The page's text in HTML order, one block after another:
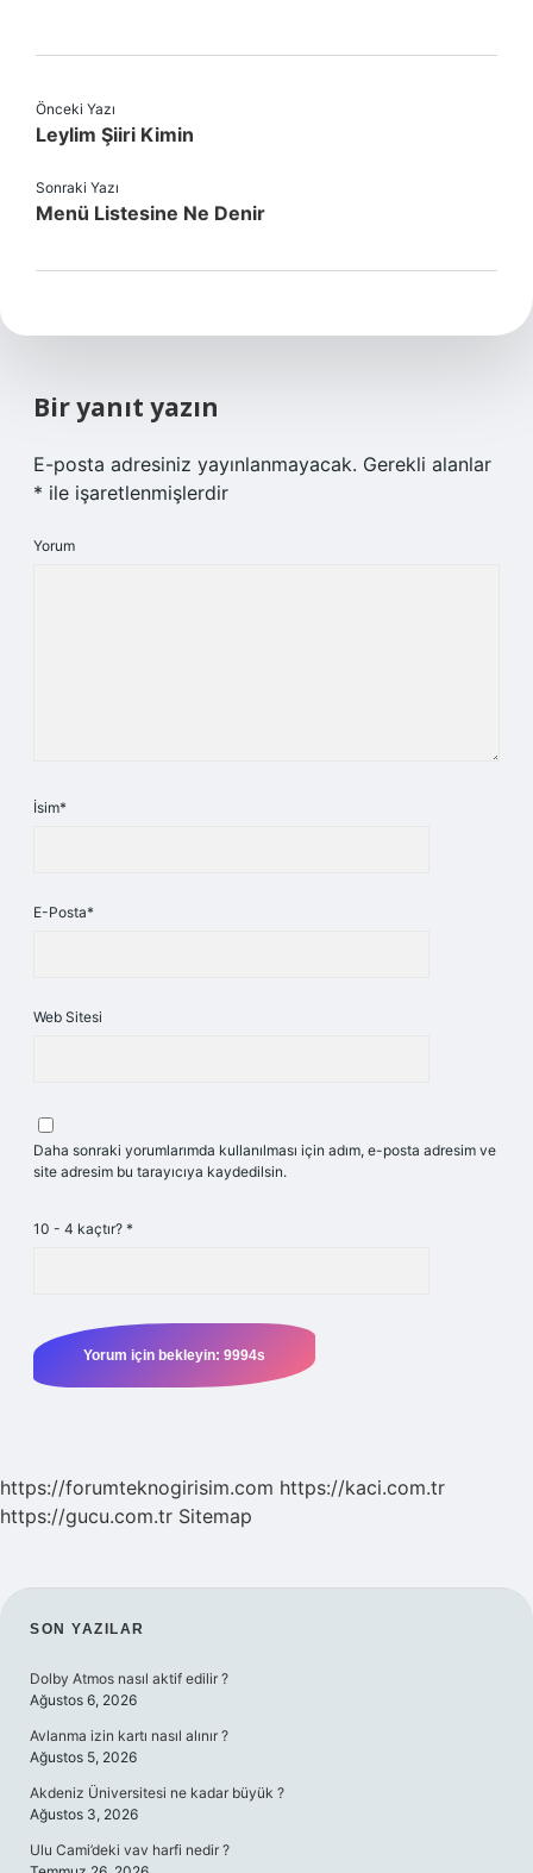
Önceki Yazı
Leylim Şiiri Kimin
Sonraki Yazı
Menü Listesine Ne Denir
Bir yanıt yazın
E-posta adresiniz yayınlanmayacak. Gerekli alanlar
* ile işaretlenmişlerdir
Yorum
İsim*
E-Posta*
Web Sitesi
Daha sonraki yorumlarımda kullanılması için adım, e-posta adresim ve
site adresim bu tarayıcıya kaydedilsin.
10 - 4 kaçtır? *
https://forumteknogirisim.com https://kaci.com.tr
https://gucu.com.tr Sitemap
SIDEBAR
SON YAZILAR
Dolby Atmos nasıl aktif edilir ?
Ağustos 6, 2026
Avlanma izin kartı nasıl alınır ?
Ağustos 5, 2026
Akdeniz Üniversitesi ne kadar büyük ?
Ağustos 3, 2026
Ulu Cami’deki vav harfi nedir ?